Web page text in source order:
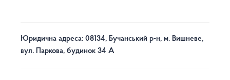
Юридична адреса: 08134, Бучанський р-н, м. Вишневе,
вул. Паркова, будинок 34 А